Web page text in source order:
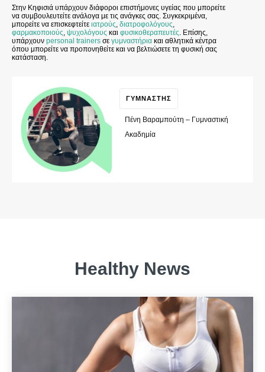
Στην Κηφισιά υπάρχουν διάφοροι επιστήμονες υγείας που μπορείτε
να συμβουλευτείτε ανάλογα με τις ανάγκες σας. Συγκεκριμένα,
μπορείτε να επισκεφτείτε ιατρούς, διατροφολόγους,
φαρμακοποιούς, ψυχολόγους και φυσικοθεραπευτές. Επίσης,
υπάρχουν personal trainers σε γυμναστήρια και αθλητικά κέντρα
όπου μπορείτε να προπονηθείτε και να βελτιώσετε τη φυσική σας
κατάσταση.
ΓΥΜΝΑΣΤΗΣ
Πένη Βαραμπούτη – Γυμναστική
Ακαδημία
Healthy News